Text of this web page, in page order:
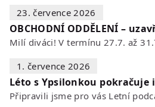
23. července 2026
OBCHODNÍ ODDĚLENÍ –
1. července 2026
Léto s Ypsilonkou pokračuje